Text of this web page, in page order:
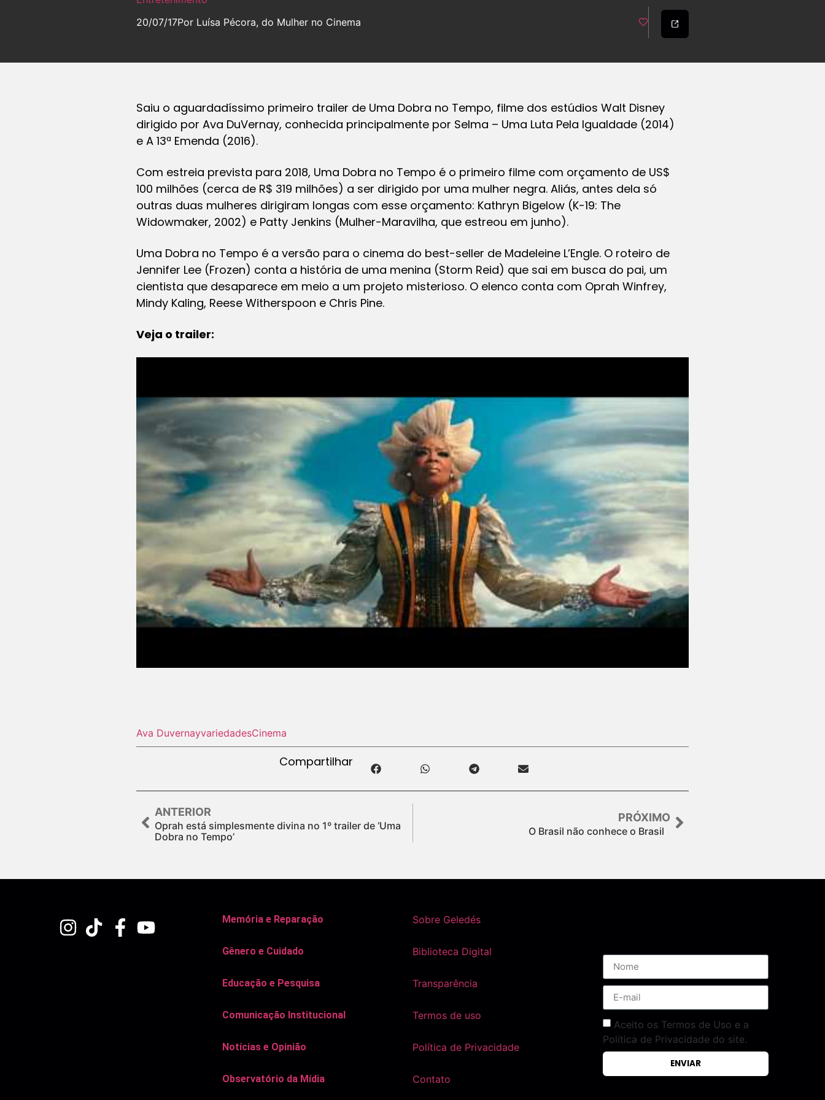
20/07/17Por Luísa Pécora, do Mulher no Cinema
Saiu o aguardadíssimo primeiro trailer de Uma Dobra no Tempo, filme dos estúdios Walt Disney
dirigido por Ava DuVernay, conhecida principalmente por Selma – Uma Luta Pela Igualdade (2014)
e A 13ª Emenda (2016).
Com estreia prevista para 2018, Uma Dobra no Tempo é o primeiro filme com orçamento de US$
100 milhões (cerca de R$ 319 milhões) a ser dirigido por uma mulher negra. Aliás, antes dela só
outras duas mulheres dirigiram longas com esse orçamento: Kathryn Bigelow (K-19: The
Widowmaker, 2002) e Patty Jenkins (Mulher-Maravilha, que estreou em junho).
Uma Dobra no Tempo é a versão para o cinema do best-seller de Madeleine L’Engle. O roteiro de
Jennifer Lee (Frozen) conta a história de uma menina (Storm Reid) que sai em busca do pai, um
cientista que desaparece em meio a um projeto misterioso. O elenco conta com Oprah Winfrey,
Mindy Kaling, Reese Witherspoon e Chris Pine.
Veja o trailer:
Ava DuvernayvariedadesCinema
Compartilhar
ANTERIOR
Oprah está simplesmente divina no 1º trailer de ‘Uma
Dobra no Tempo’
PRÓXIMO
O Brasil não conhece o Brasil
Memória e Reparação
Gênero e Cuidado
Educação e Pesquisa
Comunicação Institucional
Notícias e Opinião
Observatório da Mídia
Sobre Geledés
Biblioteca Digital
Transparência
Termos de uso
Política de Privacidade
Contato
Aceito os Termos de Uso e a
Política de Privacidade do site.
ENVIAR